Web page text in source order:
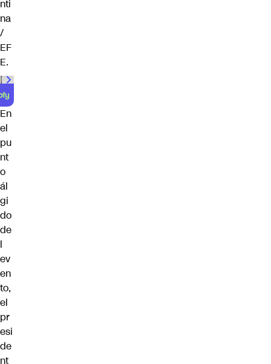
nti
na
/
EF
E.
En
el
pu
nt
o
ál
gi
do
de
l
ev
en
to,
el
pr
esi
de
nt